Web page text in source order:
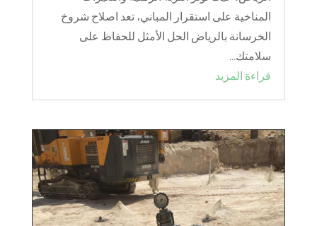
المناخية على استقرار المباني، تعد اصلاح شروخ
الخرسانة بالرياض الحل الأمثل للحفاظ على
سلامتك...
قراءة المزيد